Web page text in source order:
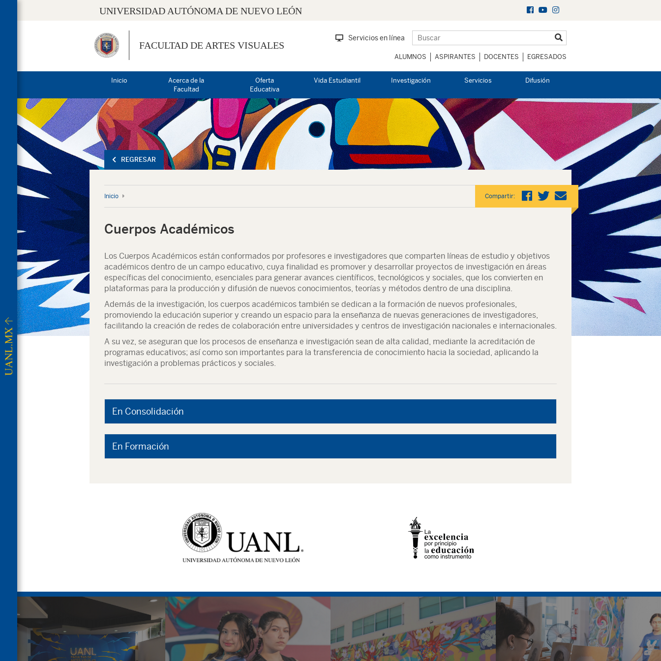
UNIVERSIDAD AUTÓNOMA DE NUEVO LEÓN
FACULTAD DE ARTES VISUALES
Servicios en línea
ALUMNOS ASPIRANTES DOCENTES EGRESADOS
Inicio
Acerca de la
Facultad
Oferta
Educativa
Vida Estudiantil Investigación Servicios Difusión
REGRESAR
Inicio Compartir:
Cuerpos Académicos
Los Cuerpos Académicos están conformados por profesores e investigadores que comparten líneas de estudio y objetivos
académicos dentro de un campo educativo, cuya finalidad es promover y desarrollar proyectos de investigación en áreas
específicas del conocimiento, esenciales para generar avances científicos, tecnológicos y sociales, que los convierten en
plataformas para la producción y difusión de nuevos conocimientos, teorías y métodos dentro de una disciplina.
Además de la investigación, los cuerpos académicos también se dedican a la formación de nuevos profesionales,
promoviendo la educación superior y creando un espacio para la enseñanza de nuevas generaciones de investigadores,
facilitando la creación de redes de colaboración entre universidades y centros de investigación nacionales e internacionales.
A su vez, se aseguran que los procesos de enseñanza e investigación sean de alta calidad, mediante la acreditación de
programas educativos; así como son importantes para la transferencia de conocimiento hacia la sociedad, aplicando la
investigación a problemas prácticos y sociales.
En Consolidación
En Formación